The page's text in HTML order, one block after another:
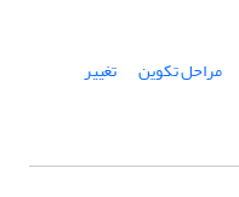
مراحل تکوین تغییر